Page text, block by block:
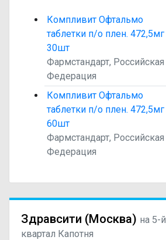
Компливит Офтальмо
таблетки п/о плен. 472,5мг
30шт
Фармстандарт, Российская
Федерация
Компливит Офтальмо
таблетки п/о плен. 472,5мг
60шт
Фармстандарт, Российская
Федерация
Здравсити (Москва) на 5-й
квартал Капотня